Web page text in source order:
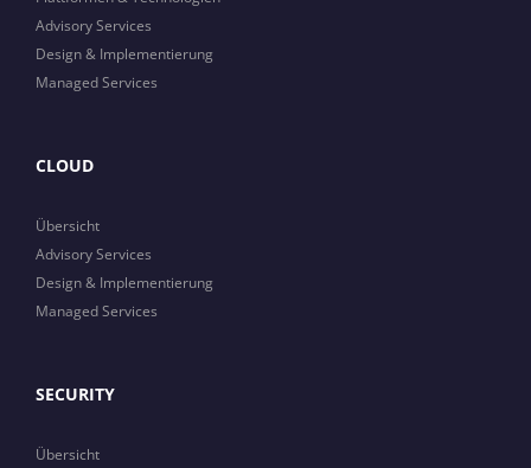
Advisory Services
Design & Implementierung
Managed Services
CLOUD
Übersicht
Advisory Services
Design & Implementierung
Managed Services
SECURITY
Übersicht